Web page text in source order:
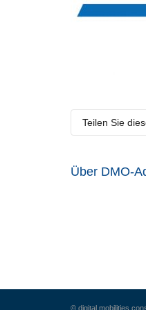
Teilen Sie
Über DMO-
© digital mobilities